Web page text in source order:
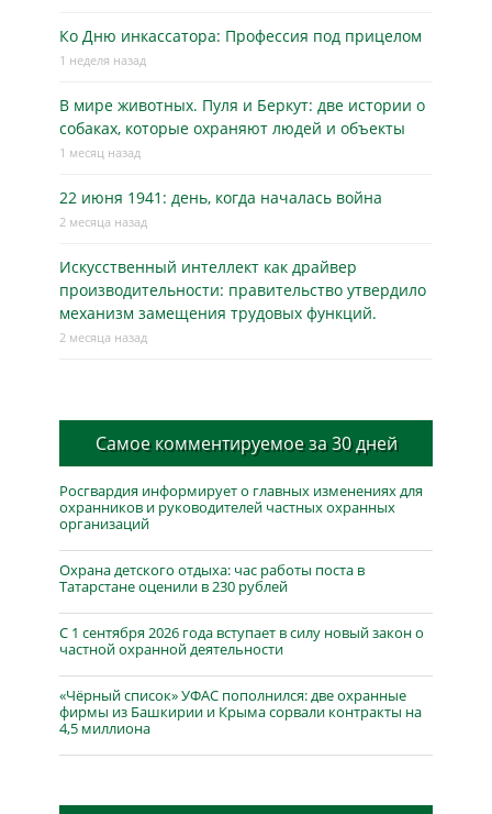
Ко Дню инкассатора: Профессия под прицелом
1 неделя назад
В мире животных. Пуля и Беркут: две истории о
собаках, которые охраняют людей и объекты
1 месяц назад
22 июня 1941: день, когда началась война
2 месяца назад
Искусственный интеллект как драйвер
производительности: правительство утвердило
механизм замещения трудовых функций.
2 месяца назад
Самое комментируемое за 30 дней
Росгвардия информирует о главных изменениях для
охранников и руководителей частных охранных
организаций
Охрана детского отдыха: час работы поста в
Татарстане оценили в 230 рублей
С 1 сентября 2026 года вступает в силу новый закон о
частной охранной деятельности
«Чёрный список» УФАС пополнился: две охранные
фирмы из Башкирии и Крыма сорвали контракты на
4,5 миллиона